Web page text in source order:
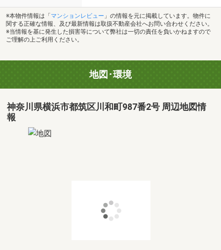
※本物件情報は「 マンションレビュー 」の情報を元に掲載しています。物件に
関する正確な情報、及び最新情報は取扱不動産会社へお問い合わせください。
※当情報を基に発生した損害等について弊社は一切の責任を負いかねますので
ご理解の上ご利用ください。
地図･環境
神奈川県横浜市都筑区川和町987番2号 周辺地図情
報